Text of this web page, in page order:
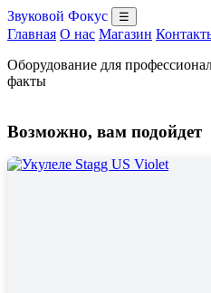
Звуковой Фокус ☰
Главная О нас Магазин
Оборудование для
факты
Возможно, вам подойдет